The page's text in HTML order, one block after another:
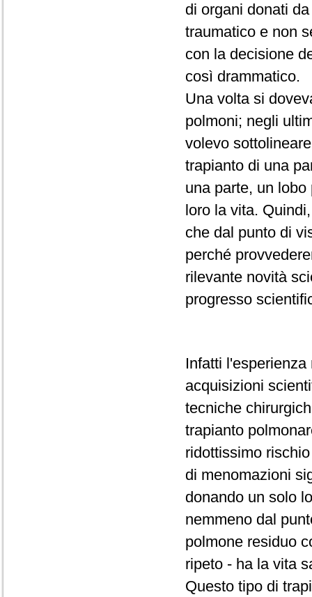
di organi donati
traumatico e non
con la decisione
così drammatico.
Una volta si
polmoni; negli
volevo
trapianto di una
una parte, un
loro la vita.
che dal punto di
perché
rilevante novità
progresso
Infatti
acquisizioni
tecniche
trapianto
ridottissimo
di menomazioni
donando un solo
nemmeno dal
polmone residuo
ripeto - ha la vita
Questo tipo di